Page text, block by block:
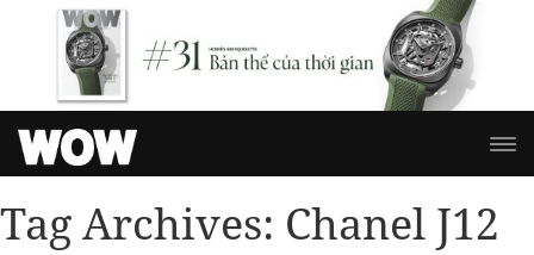
Tag Archives: Chanel J12